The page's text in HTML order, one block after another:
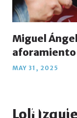
Miguel
aforamiento
MAY 31, 2025
Loli¿Nadie